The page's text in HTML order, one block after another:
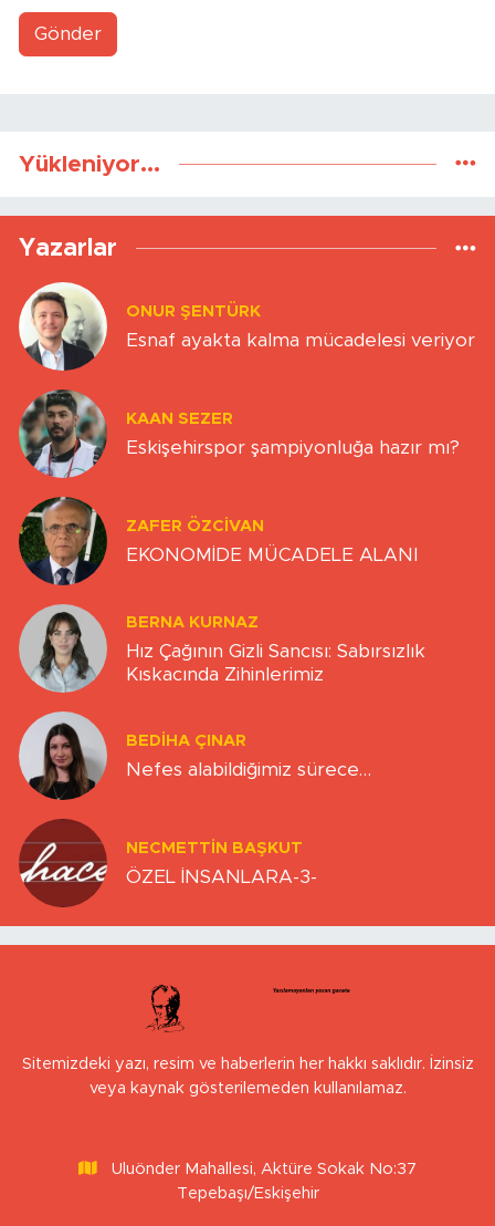
Gönder
Yükleniyor...
Yazarlar
ONUR ŞENTÜRK
Esnaf ayakta kalma mücadelesi veriyor
KAAN SEZER
Eskişehirspor şampiyonluğa hazır mı?
ZAFER ÖZCIVAN
EKONOMİDE MÜCADELE ALANI
BERNA KURNAZ
Hız Çağının Gizli Sancısı: Sabırsızlık
Kıskacında Zihinlerimiz
BEDIHA ÇINAR
Nefes alabildiğimiz sürece…
NECMETTIN BAŞKUT
ÖZEL İNSANLARA-3-
Sitemizdeki yazı, resim ve haberlerin her hakkı saklıdır. İzinsiz
veya kaynak gösterilemeden kullanılamaz.
Uluönder Mahallesi, Aktüre Sokak No:37
Tepebaşı/Eskişehir